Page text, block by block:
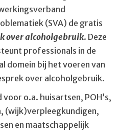
(SVA) de gratis
over alcoholgebruik. Deze
professionals in de
domein bij het voeren van
over alcoholgebruik.
o.a. huisartsen, POH’s,
(wijk)verpleegkundigen,
en maatschappelijk